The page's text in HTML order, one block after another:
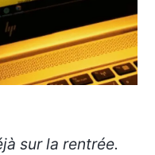
sur la rentrée.